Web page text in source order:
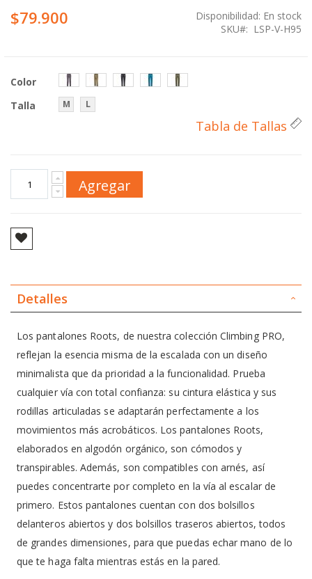
$79.900 Disponibilidad: En stock
SKU
LSP-V-H95
Color
Talla
M L
Tabla de Tallas
Agregar
Detalles
Los pantalones Roots, de nuestra colección Climbing PRO,
reflejan la esencia misma de la escalada con un diseño
minimalista que da prioridad a la funcionalidad. Prueba
cualquier vía con total confianza: su cintura elástica y sus
rodillas articuladas se adaptarán perfectamente a los
movimientos más acrobáticos. Los pantalones Roots,
elaborados en algodón orgánico, son cómodos y
transpirables. Además, son compatibles con arnés, así
puedes concentrarte por completo en la vía al escalar de
primero. Estos pantalones cuentan con dos bolsillos
delanteros abiertos y dos bolsillos traseros abiertos, todos
de grandes dimensiones, para que puedas echar mano de lo
que te haga falta mientras estás en la pared.